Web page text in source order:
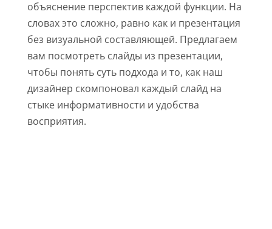
объяснение перспектив каждой функции. На
словах это сложно, равно как и презентация
без визуальной составляющей. Предлагаем
вам посмотреть слайды из презентации,
чтобы понять суть подхода и то, как наш
дизайнер скомпоновал каждый слайд на
стыке информативности и удобства
восприятия.